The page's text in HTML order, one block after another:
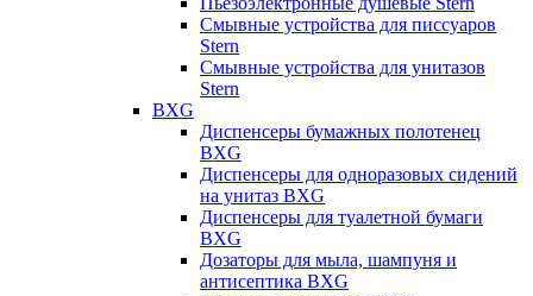
Смывные устройства для писсуаров
Stern
Смывные устройства для унитазов
Stern
BXG
Диспенсеры бумажных полотенец
BXG
Диспенсеры для одноразовых сидений
на унитаз BXG
Диспенсеры для туалетной бумаги
BXG
Дозаторы для мыла, шампуня и
антисептика BXG